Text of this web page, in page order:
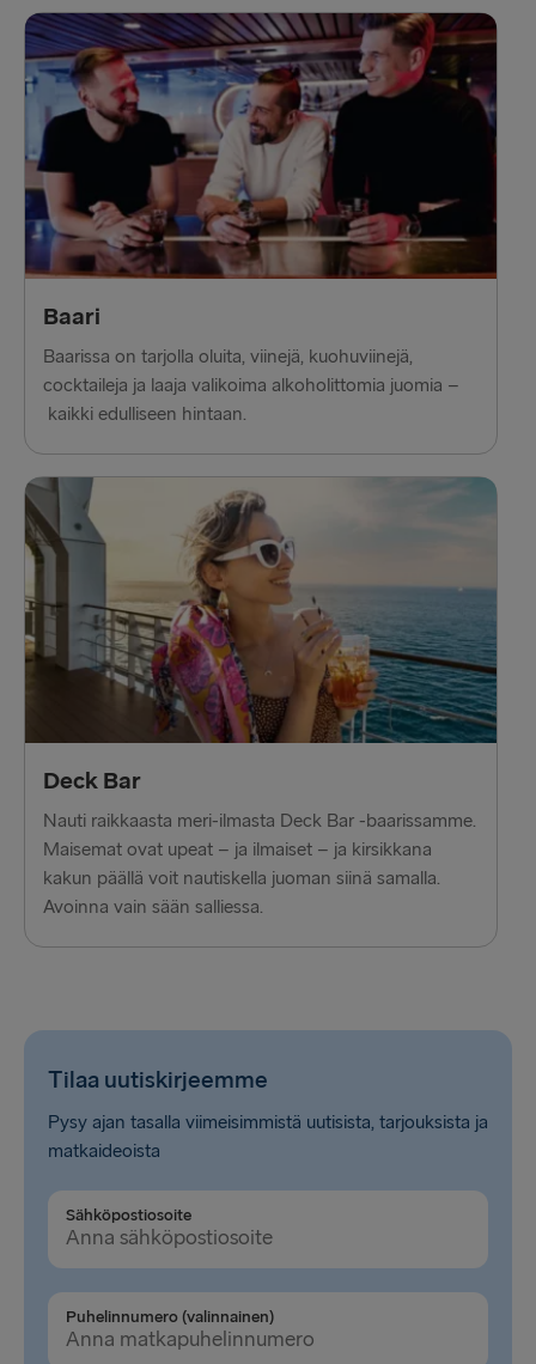
Baari
Baarissa on tarjolla oluita, viinejä, kuohuviinejä,
cocktaileja ja laaja valikoima alkoholittomia juomia –
kaikki edulliseen hintaan.
Deck Bar
Nauti raikkaasta meri-ilmasta Deck Bar -baarissamme.
Maisemat ovat upeat – ja ilmaiset – ja kirsikkana
kakun päällä voit nautiskella juoman siinä samalla.
Avoinna vain sään salliessa.
Tilaa uutiskirjeemme
Pysy ajan tasalla viimeisimmistä uutisista, tarjouksista ja
matkaideoista
Sähköpostiosoite
Puhelinnumero (valinnainen)